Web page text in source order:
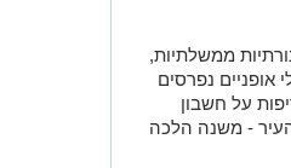
ממשלתיות,
אופניים נפרסים
על חשבון
- משנה הלכה